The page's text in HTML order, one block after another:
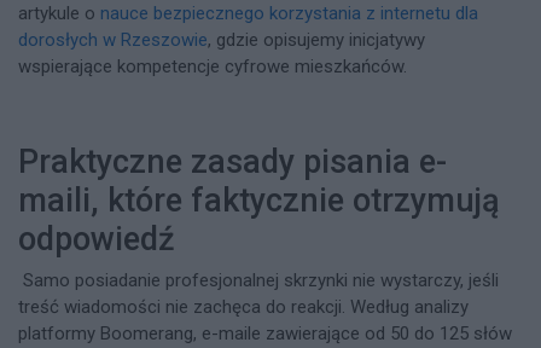
artykule o nauce bezpiecznego korzystania z internetu dla
dorosłych w Rzeszowie, gdzie opisujemy inicjatywy
wspierające kompetencje cyfrowe mieszkańców.
Praktyczne zasady pisania e-
maili, które faktycznie otrzymują
odpowiedź
Samo posiadanie profesjonalnej skrzynki nie wystarczy, jeśli
treść wiadomości nie zachęca do reakcji. Według analizy
platformy Boomerang, e-maile zawierające od 50 do 125 słów